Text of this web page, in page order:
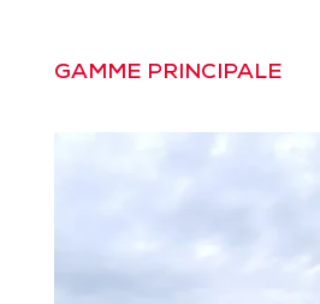
GAMME PRINCIPALE